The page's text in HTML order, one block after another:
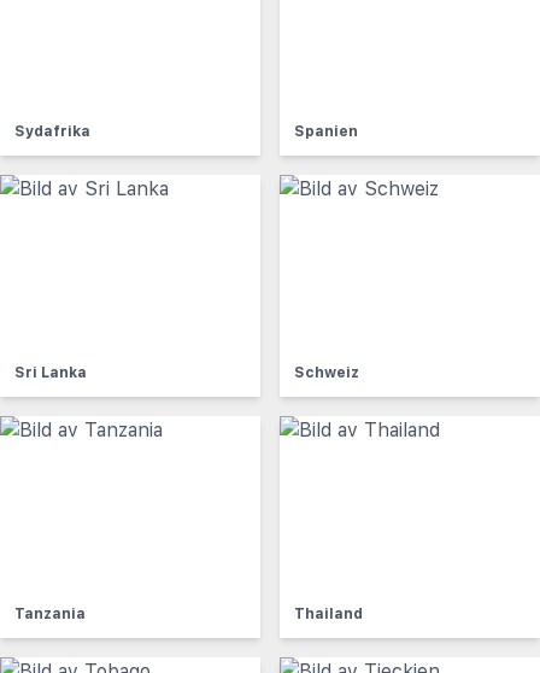
Sydafrika Spanien
Sri Lanka Schweiz
Tanzania Thailand